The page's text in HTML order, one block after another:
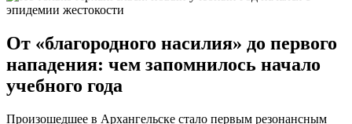
От «благородного насилия» до первого
нападения: чем запомнилось начало
учебного года
Произошедшее в Архангельске стало первым резонансным